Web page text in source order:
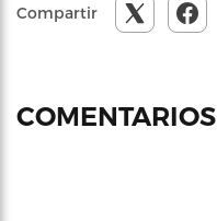
Compartir
COMENTARIOS